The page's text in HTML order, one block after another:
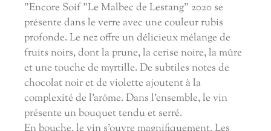
"Encore Soif "Le Malbec de Lestang" 2020 se
présente dans le verre avec une couleur rubis
profonde. Le nez offre un délicieux mélange de
fruits noirs, dont la prune, la cerise noire, la mûre
et une touche de myrtille. De subtiles notes de
chocolat noir et de violette ajoutent à la
complexité de l'arôme. Dans l'ensemble, le vin
présente un bouquet tendu et serré.